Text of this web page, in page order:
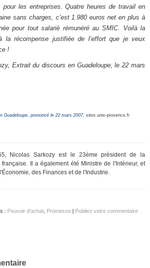
pour les entreprises. Quatre heures de travail en
sans charges, c’est 1.980 euros net en plus à
pour tout salarié rémunéré au SMIC. Voilà la
la récompense justifiée de l’effort que je veux
!
Extrait du discours en Guadeloupe, le 22 mars
Guadeloupe, prononcé le 22 mars 2007, sites.univ-provence.fr
Nicolas Sarkozy est le 23ème président de la
française. Il a également été Ministre de l'Intérieur, et
des Finances et de l'Industrie.
: Pouvoir d'achat Promesse Publiez votre commentaire